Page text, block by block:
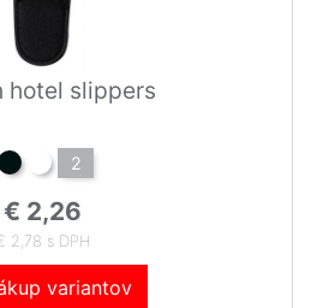
hotel slippers
2
€ 2,26
2,78 s DPH
variantov